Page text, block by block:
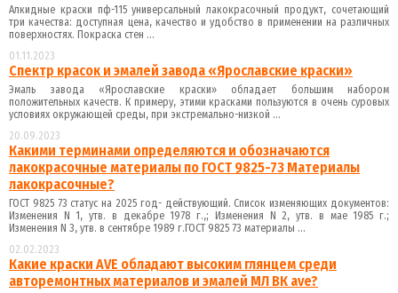
Алкидные краски пф-115 универсальный лакокрасочный продукт, сочетающий
три качества: доступная цена, качество и удобство в применении на различных
поверхностях. Покраска стен ...
01.11.2023
Спектр красок и эмалей завода «Ярославские краски»
Эмаль завода «Ярославские краски» обладает большим набором
положительных качеств. К примеру, этими красками пользуются в очень суровых
условиях окружающей среды, при экстремально-низкой ...
20.09.2023
Какими терминами определяются и обозначаются
лакокрасочные материалы по ГОСТ 9825-73 Материалы
лакокрасочные?
ГОСТ 9825 73 статус на 2025 год- действующий. Список изменяющих документов:
Изменения N 1, утв. в декабре 1978 г.,; Изменения N 2, утв. в мае 1985 г.;
Изменения N 3, утв. в сентябре 1989 г.ГОСТ 9825 73 материалы ...
02.02.2023
Какие краски AVE обладают высоким глянцем среди
авторемонтных материалов и эмалей МЛ ВК ave?